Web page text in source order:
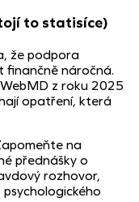
to statisíce)
že podpora
finančně náročná.
z roku 2025
opatření, která
na
přednášky o
rozhovor,